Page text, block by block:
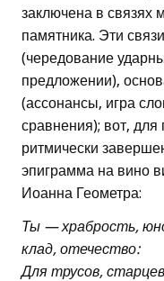
заключена в связях
памятника. Эти
(чередование
предложении),
(ассонансы, игра
сравнения); вот,
ритмически
эпиграмма на вино
Иоанна Геометра:
Ты — храбрость,
клад, отечество:
Для трусов,